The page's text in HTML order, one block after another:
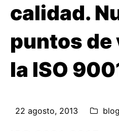
calidad.
puntos de
la ISO
22 agosto, 2013